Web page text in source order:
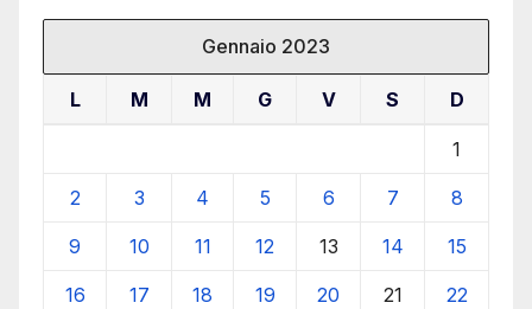
Gennaio 2023
L M M G V S D
1
2 3 4 5 6 7 8
9 10 11 12 13 14 15
16 17 18 19 20 21 22